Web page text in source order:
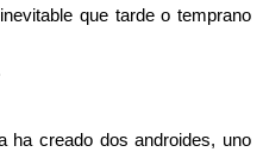
que tarde o temprano
ha creado dos androides, uno